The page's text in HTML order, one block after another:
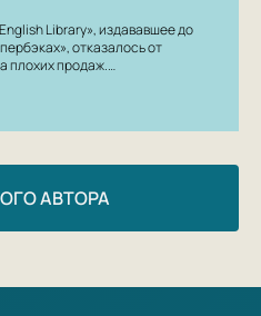
Library», издававшее до
отказалось от
плохих продаж.…
АВТОРА